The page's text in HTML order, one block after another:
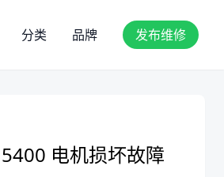
分类 品牌 发布维修
电机损坏故障